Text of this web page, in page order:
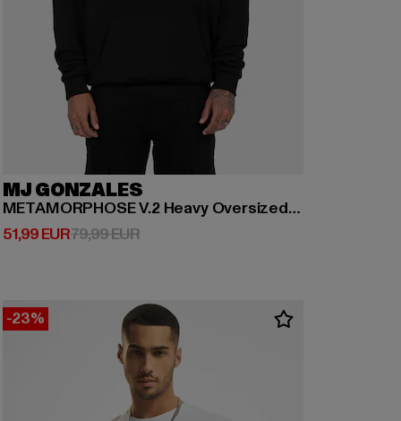
MJ GONZALES
METAMORPHOSE V.2 Heavy Oversized Hoody
51,99 EUR
Derzeitiger Preis: 51,99 EUR
79,99 EURAktionspreis: 79,99 EUR
-23%